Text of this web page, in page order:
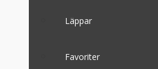
Läppar
Favoriter